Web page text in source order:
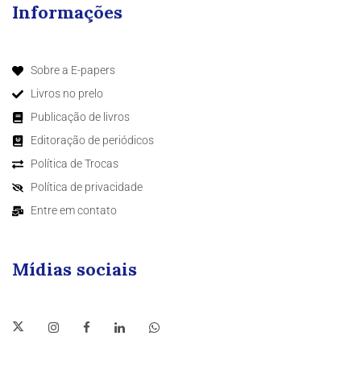
Informações
Sobre a E-papers
Livros no prelo
Publicação de livros
Editoração de periódicos
Política de Trocas
Política de privacidade
Entre em contato
Mídias sociais